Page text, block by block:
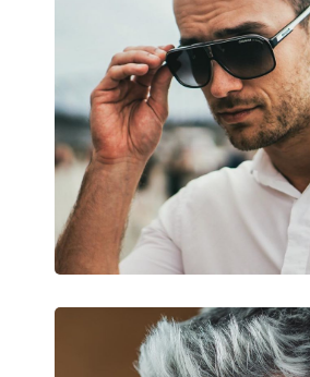
Dĺžka stranice:
Šírka mostíka:
Hmotnosť:
Nastaviteľné sedielka:
Flexi pánt:
Príslušenstvo
Čistiaca handrička: